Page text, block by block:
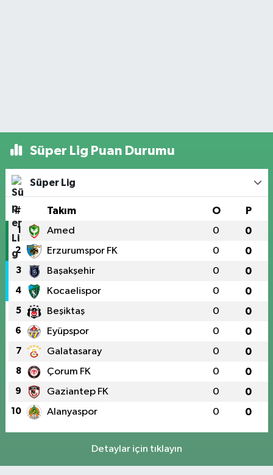
Süper Lig Puan Durumu
Süper Lig
# Takım O P
1 Amed 0 0
2 Erzurumspor FK 0 0
3 Başakşehir 0 0
4 Kocaelispor 0 0
5 Beşiktaş 0 0
6 Eyüpspor 0 0
7 Galatasaray 0 0
8 Çorum FK 0 0
9 Gaziantep FK 0 0
10 Alanyaspor 0 0
Detaylar için tıklayın